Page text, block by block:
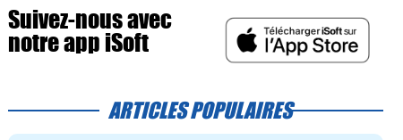
Suivez-nous avec
notre app iSoft
ARTICLES POPULAIRES